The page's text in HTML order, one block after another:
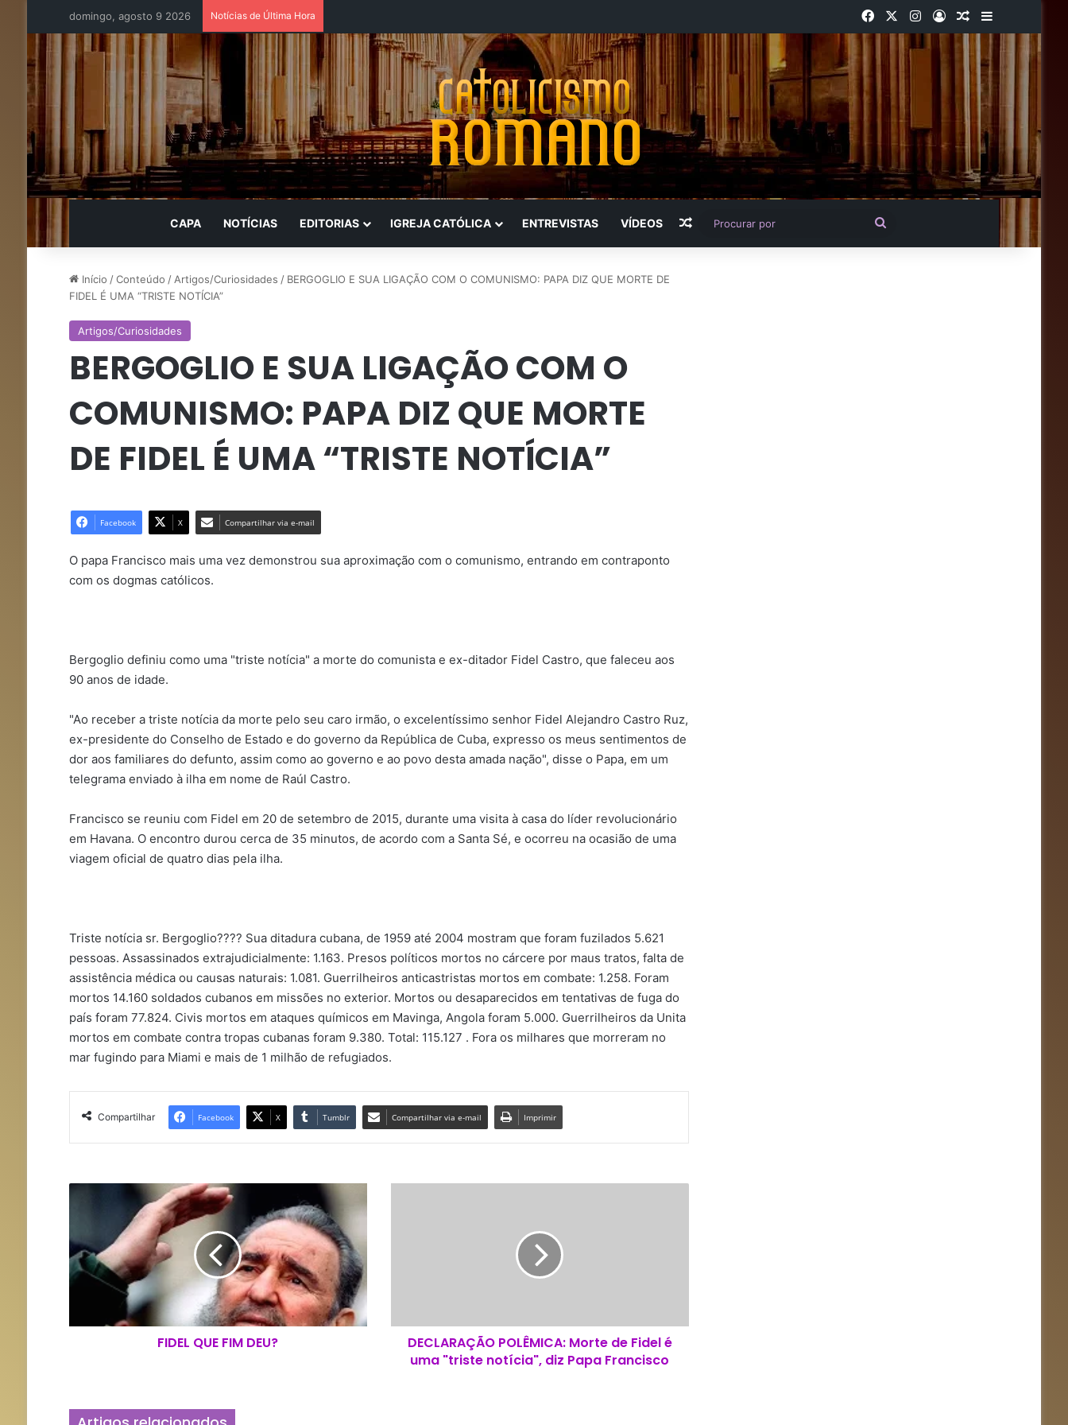
domingo, agosto 9 2026 Notícias de Última Hora FacebookInstagram
EntrarArtigo aleatório
Barra
CAPA NOTÍCIAS EDITORIAS IGREJA CATÓLICA ENTREVISTAS VÍDEOS Artigo aleatório
por
Início /Conteúdo / Artigos/Curiosidades / BERGOGLIO E SUA LIGAÇÃO COM O COMUNISMO: PAPA DIZ QUE MORTE DE
FIDEL É UMA “TRISTE NOTÍCIA”
Artigos/Curiosidades
BERGOGLIO E SUA LIGAÇÃO COM O
COMUNISMO: PAPA DIZ QUE MORTE
DE FIDEL É UMA “TRISTE NOTÍCIA”
Facebook X Compartilhar via e-mail
O papa Francisco mais uma vez demonstrou sua aproximação com o comunismo, entrando em contraponto
com os dogmas católicos.
Bergoglio definiu como uma "triste notícia" a morte do comunista e ex-ditador Fidel Castro, que faleceu aos
90 anos de idade.
"Ao receber a triste notícia da morte pelo seu caro irmão, o excelentíssimo senhor Fidel Alejandro Castro Ruz,
ex-presidente do Conselho de Estado e do governo da República de Cuba, expresso os meus sentimentos de
dor aos familiares do defunto, assim como ao governo e ao povo desta amada nação", disse o Papa, em um
telegrama enviado à ilha em nome de Raúl Castro.
Francisco se reuniu com Fidel em 20 de setembro de 2015, durante uma visita à casa do líder revolucionário
em Havana. O encontro durou cerca de 35 minutos, de acordo com a Santa Sé, e ocorreu na ocasião de uma
viagem oficial de quatro dias pela ilha.
Triste notícia sr. Bergoglio???? Sua ditadura cubana, de 1959 até 2004 mostram que foram fuzilados 5.621
pessoas. Assassinados extrajudicialmente: 1.163. Presos políticos mortos no cárcere por maus tratos, falta de
assistência médica ou causas naturais: 1.081. Guerrilheiros anticastristas mortos em combate: 1.258. Foram
mortos 14.160 soldados cubanos em missões no exterior. Mortos ou desaparecidos em tentativas de fuga do
país foram 77.824. Civis mortos em ataques químicos em Mavinga, Angola foram 5.000. Guerrilheiros da Unita
mortos em combate contra tropas cubanas foram 9.380. Total: 115.127 . Fora os milhares que morreram no
mar fugindo para Miami e mais de 1 milhão de refugiados.
Compartilhar Facebook X Tumblr Compartilhar via e-mail Imprimir
E
L
Q
F
U
FIDEL QUE FIM DEU?
Ã
DECLARAÇÃO POLÊMICA: Morte de Fidel é
uma "triste notícia", diz Papa Francisco